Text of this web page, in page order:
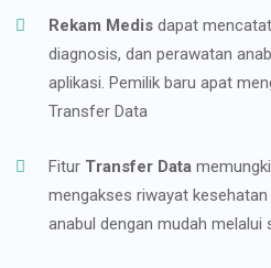
Rekam Medis dapat
diagnosis, dan perawatan
aplikasi. Pemilik baru apat
Transfer Data
Fitur Transfer Data
mengakses riwayat
anabul dengan mudah melalui